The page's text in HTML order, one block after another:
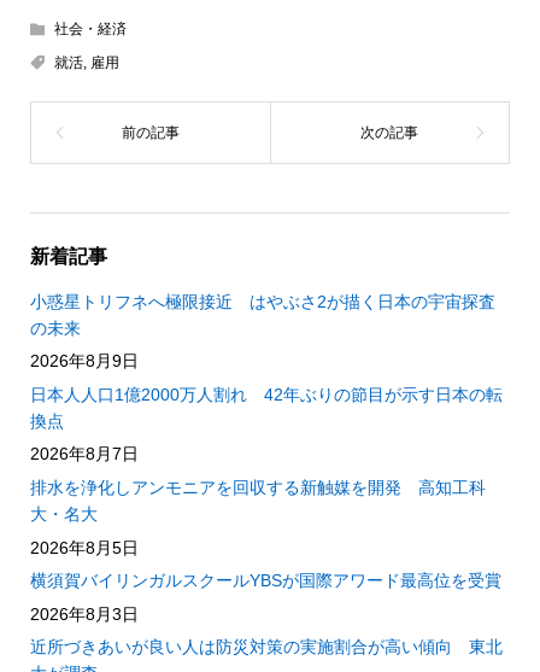
社会・経済
就活, 雇用
新着記事
小惑星トリフネへ極限接近 はやぶさ2が描く日本の宇宙探査
の未来
2026年8月9日
日本人人口1億2000万人割れ 42年ぶりの節目が示す日本の転
換点
2026年8月7日
排水を浄化しアンモニアを回収する新触媒を開発 高知工科
大・名大
2026年8月5日
横須賀バイリンガルスクールYBSが国際アワード最高位を受賞
2026年8月3日
近所づきあいが良い人は防災対策の実施割合が高い傾向 東北